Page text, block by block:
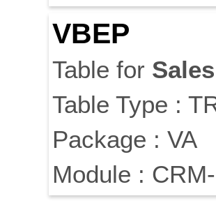
VBEP
Table for Sales
Table Type :
Package : VA
Module :